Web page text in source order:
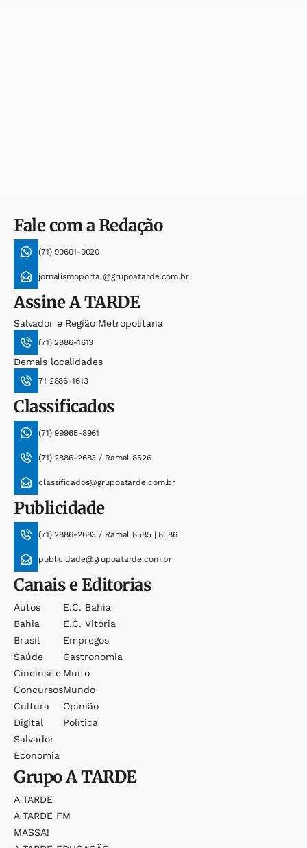
Fale com a Redação
(71) 99601-0020
jornalismoportal@grupoatarde.com.br
AssineA TARDE
Salvador e Região Metropolitana
(71) 2886-1613
Demais localidades
71 2886-1613
Classificados
(71) 99965-8961
(71) 2886-2683 / Ramal 8526
classificados@grupoatarde.com.br
Publicidade
(71) 2886-2683 / Ramal 8585 | 8586
publicidade@grupoatarde.com.br
Canais e Editorias
Autos
Bahia
Brasil
Saúde
Cineinsite
Concursos
Cultura
Digital
Salvador
Economia
E.c. Bahia
E.c. Vitória
Empregos
Gastronomia
Muito
Mundo
Opinião
Política
GrupoA TARDE
A TARDE
A TARDE FM
MASSA!